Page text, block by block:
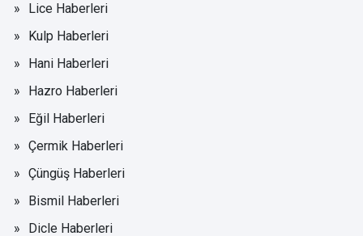
Lice Haberleri
Kulp Haberleri
Hani Haberleri
Hazro Haberleri
Eğil Haberleri
Çermik Haberleri
Çüngüş Haberleri
Bismil Haberleri
Dicle Haberleri